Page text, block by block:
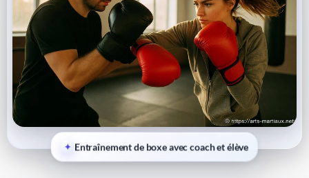
Entraînement de boxe avec coach et élève